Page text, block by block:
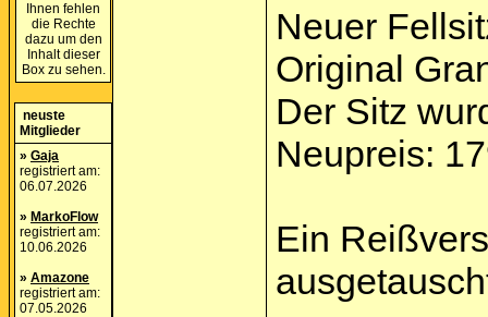
Ihnen fehlen
die Rechte
dazu um den
Inhalt dieser
Box zu sehen.
neuste
Mitglieder
» Gaja
registriert am:
06.07.2026
» MarkoFlow
registriert am:
10.06.2026
» Amazone
registriert am:
07.05.2026
Neuer
Original
Der Sitz
Neupreis:
Ein